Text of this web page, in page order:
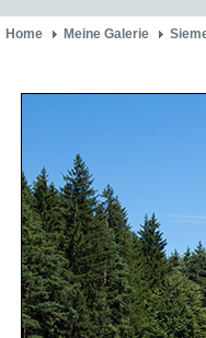
Home Meine Galerie